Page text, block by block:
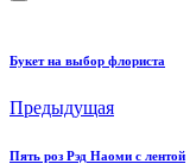
Букет на выбор флориста
Предыдущая
Пять роз Рэд Наоми с лентой